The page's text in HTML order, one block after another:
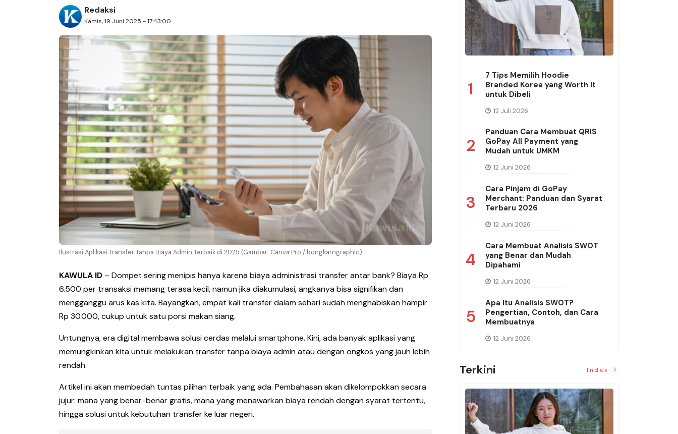
Redaksi
Kamis, 19 Juni 2025 - 17:43:00
Ilustrasi Aplikasi Transfer Tanpa Biaya Admin Terbaik di 2025 (Gambar: Canva Pro / bongkarngraphic)
KAWULA ID – Dompet sering menipis hanya karena biaya administrasi transfer antar bank? Biaya Rp
6.500 per transaksi memang terasa kecil, namun jika diakumulasi, angkanya bisa signifikan dan
mengganggu arus kas kita. Bayangkan, empat kali transfer dalam sehari sudah menghabiskan hampir
Rp 30.000, cukup untuk satu porsi makan siang.
Untungnya, era digital membawa solusi cerdas melalui smartphone. Kini, ada banyak aplikasi yang
memungkinkan kita untuk melakukan transfer tanpa biaya admin atau dengan ongkos yang jauh lebih
rendah.
Artikel ini akan membedah tuntas pilihan terbaik yang ada. Pembahasan akan dikelompokkan secara
jujur: mana yang benar-benar gratis, mana yang menawarkan biaya rendah dengan syarat tertentu,
hingga solusi untuk kebutuhan transfer ke luar negeri.
1
7 Tips Memilih Hoodie
Branded Korea yang Worth It
untuk Dibeli
12 Juli 2026
2
Panduan Cara Membuat QRIS
GoPay All Payment yang
Mudah untuk UMKM
12 Juni 2026
3
Cara Pinjam di GoPay
Merchant: Panduan dan Syarat
Terbaru 2026
12 Juni 2026
4
Cara Membuat Analisis SWOT
yang Benar dan Mudah
Dipahami
12 Juni 2026
5
Apa Itu Analisis SWOT?
Pengertian, Contoh, dan Cara
Membuatnya
12 Juni 2026
Terkini Index